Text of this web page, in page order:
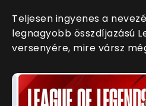
Teljesen ingyenes a
legnagyobb összdíjazású
versenyére, mire vársz